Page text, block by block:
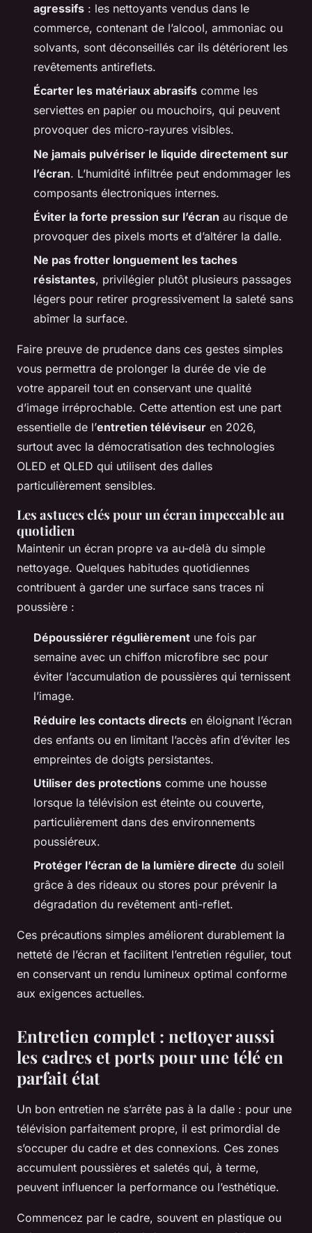
agressifs : les nettoyants vendus dans le
commerce, contenant de l’alcool, ammoniac ou
solvants, sont déconseillés car ils détériorent les
revêtements antireflets.
Écarter les matériaux abrasifs comme les
serviettes en papier ou mouchoirs, qui peuvent
provoquer des micro-rayures visibles.
Ne jamais pulvériser le liquide directement sur
l’écran. L’humidité infiltrée peut endommager les
composants électroniques internes.
Éviter la forte pression sur l’écran au risque de
provoquer des pixels morts et d’altérer la dalle.
Ne pas frotter longuement les taches
résistantes, privilégier plutôt plusieurs passages
légers pour retirer progressivement la saleté sans
abîmer la surface.
Faire preuve de prudence dans ces gestes simples
vous permettra de prolonger la durée de vie de
votre appareil tout en conservant une qualité
d’image irréprochable. Cette attention est une part
essentielle de l’entretien téléviseur en 2026,
surtout avec la démocratisation des technologies
OLED et QLED qui utilisent des dalles
particulièrement sensibles.
Les astuces clés pour un écran impeccable au
quotidien
Maintenir un écran propre va au-delà du simple
nettoyage. Quelques habitudes quotidiennes
contribuent à garder une surface sans traces ni
poussière :
Dépoussiérer régulièrement une fois par
semaine avec un chiffon microfibre sec pour
éviter l’accumulation de poussières qui ternissent
l’image.
Réduire les contacts directs en éloignant l’écran
des enfants ou en limitant l’accès afin d’éviter les
empreintes de doigts persistantes.
Utiliser des protections comme une housse
lorsque la télévision est éteinte ou couverte,
particulièrement dans des environnements
poussiéreux.
Protéger l’écran de la lumière directe du soleil
grâce à des rideaux ou stores pour prévenir la
dégradation du revêtement anti-reflet.
Ces précautions simples améliorent durablement la
netteté de l’écran et facilitent l’entretien régulier, tout
en conservant un rendu lumineux optimal conforme
aux exigences actuelles.
Entretien complet : nettoyer aussi
les cadres et ports pour une télé en
parfait état
Un bon entretien ne s’arrête pas à la dalle : pour une
télévision parfaitement propre, il est primordial de
s’occuper du cadre et des connexions. Ces zones
accumulent poussières et saletés qui, à terme,
peuvent influencer la performance ou l’esthétique.
Commencez par le cadre, souvent en plastique ou